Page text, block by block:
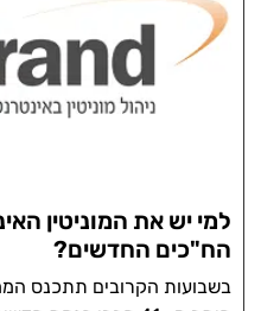
למי יש את המוניטין
הח"כים החדשים?
בשבועות הקרובים תתכנס